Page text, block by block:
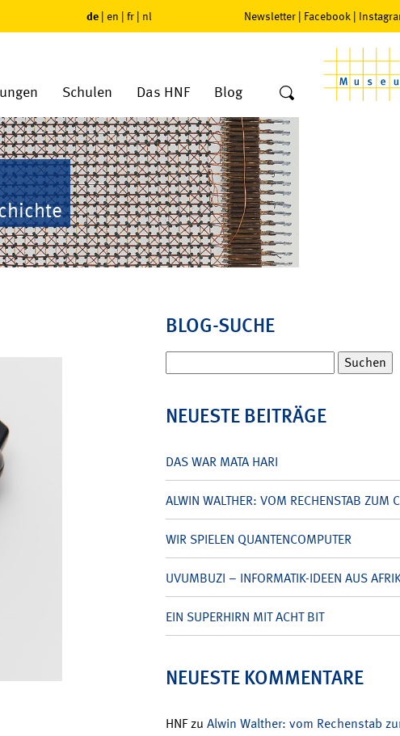
de | en | fr | nl Newsletter | Facebook |
Schulen Das HNF Blog
BLOG-SUCHE
nach:
NEUESTE BEITRÄGE
DAS WAR MATA HARI
ALWIN WALTHER: VOM RECHENSTAB ZUM
WIR SPIELEN QUANTENCOMPUTER
UVUMBUZI – INFORMATIK-IDEEN AUS
EIN SUPERHIRN MIT ACHT BIT
NEUESTE KOMMENTARE
HNFzu Alwin Walther: vom Rechenstab